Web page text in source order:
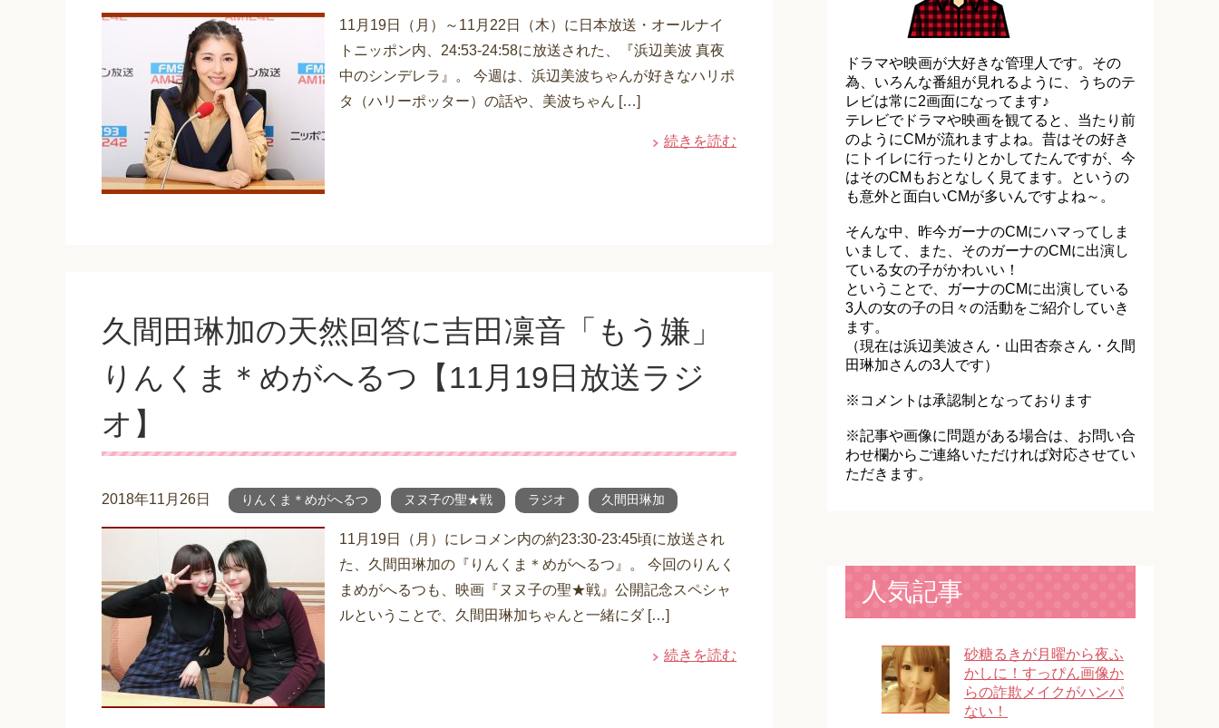
11月19日（月）～11月22日（木）に日本放送・オールナイ
トニッポン内、24:53-24:58に放送された、『浜辺美波 真夜
中のシンデレラ』。 今週は、浜辺美波ちゃんが好きなハリポ
タ（ハリーポッター）の話や、美波ちゃん […]
続きを読む
久間田琳加の天然回答に吉田凜音「もう嫌」
りんくま＊めがへるつ【11月19日放送ラジ
オ】
2018年11月26日 りんくま＊めがへるつ ヌヌ子の聖★戦 ラジオ 久間田琳加
11月19日（月）にレコメン内の約23:30-23:45頃に放送され
た、久間田琳加の『りんくま＊めがへるつ』。 今回のりんく
まめがへるつも、映画『ヌヌ子の聖★戦』公開記念スペシャ
ルということで、久間田琳加ちゃんと一緒にダ […]
続きを読む
ドラマや映画が大好きな管理人です。その
為、いろんな番組が見れるように、うちのテ
レビは常に2画面になってます♪
テレビでドラマや映画を観てると、当たり前
のようにCMが流れますよね。昔はその好き
にトイレに行ったりとかしてたんですが、今
はそのCMもおとなしく見てます。というの
も意外と面白いCMが多いんですよね～。
そんな中、昨今ガーナのCMにハマってしま
いまして、また、そのガーナのCMに出演し
ている女の子がかわいい！
ということで、ガーナのCMに出演している
3人の女の子の日々の活動をご紹介していき
ます。
（現在は浜辺美波さん・山田杏奈さん・久間
田琳加さんの3人です）
※コメントは承認制となっております
※記事や画像に問題がある場合は、お問い合
わせ欄からご連絡いただければ対応させてい
ただきます。
人気記事
砂糖るきが月曜から夜ふ
かしに！すっぴん画像か
らの詐欺メイクがハンパ
ない！